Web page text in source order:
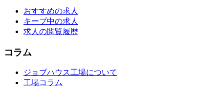
おすすめの求人
キープ中の求人
求人の閲覧履歴
コラム
ジョブハウス工場について
工場コラム